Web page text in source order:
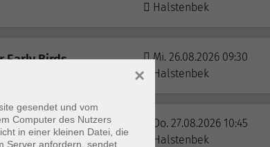
Halstenbek
Early Birds
Mi. 26.08.2026 09:30
Halstenbek
Skills
Do. 27.08.2026 10:45
Halstenbek
gesendet und vom
Computer des Nutzers
in einer kleinen Datei, die
Server anfordern, sendet
×